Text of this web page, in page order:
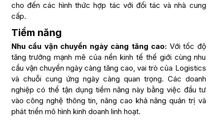
cho đến các hình thức hợp tác với đối tác và nhà cung
cấp.
Tiềm năng
Nhu cầu vận chuyển ngày càng tăng cao: Với tốc độ
tăng trưởng mạnh mẽ của nền kinh tế thế giới cùng nhu
cầu vận chuyển ngày càng tăng cao, vai trò của Logistics
và chuỗi cung ứng ngày càng quan trọng. Các doanh
nghiệp có thể tận dụng tiềm năng này bằng việc đầu tư
vào công nghệ thông tin, nâng cao khả năng quản trị và
phát triển mô hình kinh doanh linh hoạt.